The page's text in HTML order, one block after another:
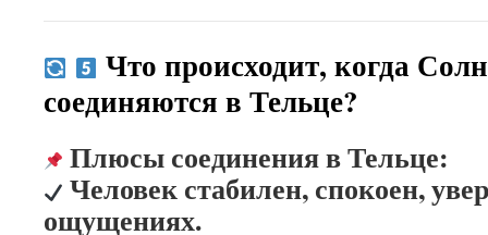
Что происходит, когда
соединяются в Тельце?
Плюсы соединения в Тельце:
Человек стабилен, спокоен,
ощущениях.